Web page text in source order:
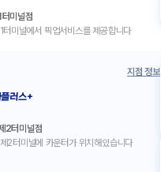
미널점
터미널에서 픽업서비스를 제공합니다
지점 정보
러스+
2터미널점
2터미널에 카운터가 위치해있습니다